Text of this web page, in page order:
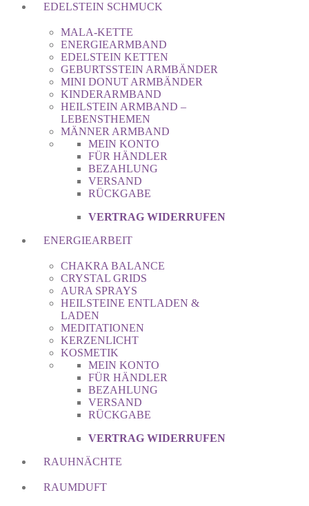
EDELSTEIN SCHMUCK
MALA-KETTE
ENERGIEARMBAND
EDELSTEIN KETTEN
GEBURTSSTEIN ARMBÄNDER
MINI DONUT ARMBÄNDER
KINDERARMBAND
HEILSTEIN ARMBAND –
LEBENSTHEMEN
MÄNNER ARMBAND
MEIN KONTO
FÜR HÄNDLER
BEZAHLUNG
VERSAND
RÜCKGABE
VERTRAG WIDERRUFEN
ENERGIEARBEIT
CHAKRA BALANCE
CRYSTAL GRIDS
AURA SPRAYS
HEILSTEINE ENTLADEN &
LADEN
MEDITATIONEN
KERZENLICHT
KOSMETIK
MEIN KONTO
FÜR HÄNDLER
BEZAHLUNG
VERSAND
RÜCKGABE
VERTRAG WIDERRUFEN
RAUHNÄCHTE
RAUMDUFT